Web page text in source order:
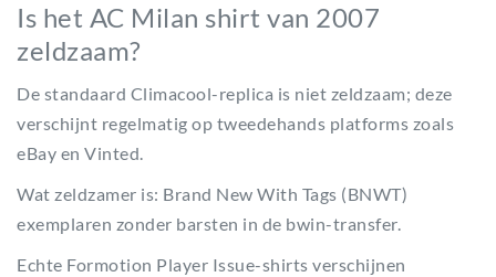
Is het AC Milan shirt van 2007
zeldzaam?
De standaard Climacool-replica is niet zeldzaam; deze
verschijnt regelmatig op tweedehands platforms zoals
eBay en Vinted.
Wat zeldzamer is: Brand New With Tags (BNWT)
exemplaren zonder barsten in de bwin-transfer.
Echte Formotion Player Issue-shirts verschijnen